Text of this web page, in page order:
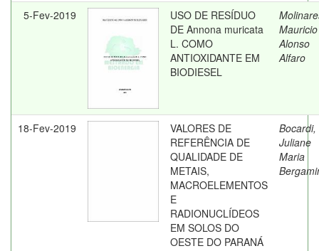
5-Fev-2019
USO DE RESÍDUO
DE Annona muricata
L. COMO
ANTIOXIDANTE EM
BIODIESEL
Mauricio
Alonso
Alfaro
18-Fev-2019
VALORES DE
REFERÊNCIA DE
QUALIDADE DE
METAIS,
MACROELEMENTOS
E
RADIONUCLÍDEOS
EM SOLOS DO
OESTE DO PARANÁ
Bocardi,
Juliane
Maria